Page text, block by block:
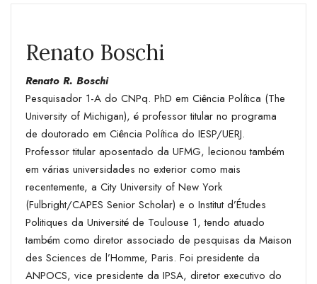
Renato Boschi
Renato R. Boschi
Pesquisador 1-A do CNPq. PhD em Ciência Política (The
University of Michigan), é professor titular no programa
de doutorado em Ciência Política do IESP/UERJ.
Professor titular aposentado da UFMG, lecionou também
em várias universidades no exterior como mais
recentemente, a City University of New York
(Fulbright/CAPES Senior Scholar) e o Institut d’Études
Politiques da Université de Toulouse 1, tendo atuado
também como diretor associado de pesquisas da Maison
des Sciences de l’Homme, Paris. Foi presidente da
ANPOCS, vice presidente da IPSA, diretor executivo do